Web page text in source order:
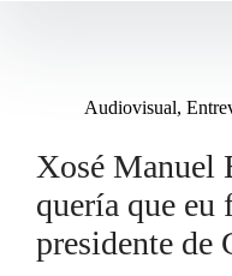
Audiovisual,
Xosé Manuel
quería que eu
presidente de